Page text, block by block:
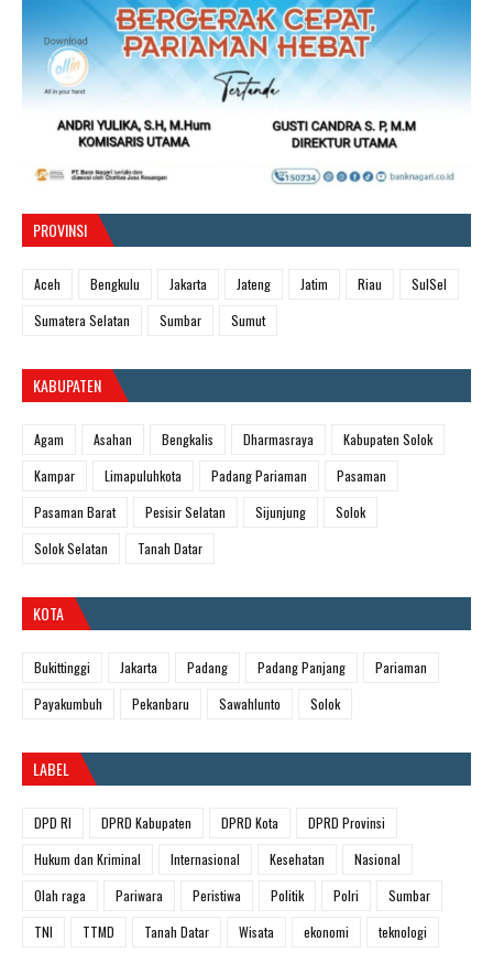
PROVINSI
Aceh Bengkulu Jakarta Jateng Jatim Riau
SulSel
Sumatera Selatan
Sumbar Sumut
KABUPATEN
Agam Asahan Bengkalis Dharmasraya
Kabupaten Solok
Kampar
Limapuluhkota Padang Pariaman
Pasaman
Pasaman Barat
Pesisir Selatan Sijunjung
Solok
Solok Selatan
Tanah Datar
KOTA
Bukittinggi Jakarta Padang Padang Panjang
Pariaman
Payakumbuh
Pekanbaru Sawahlunto Solok
LABEL
DPD RI DPRD Kabupaten DPRD Kota
DPRD Provinsi
Hukum dan Kriminal
Internasional Kesehatan
Nasional
Olah raga
Pariwara Peristiwa Politik Polri
Sumbar
TNI
TTMD Tanah Datar Wisata ekonomi teknologi